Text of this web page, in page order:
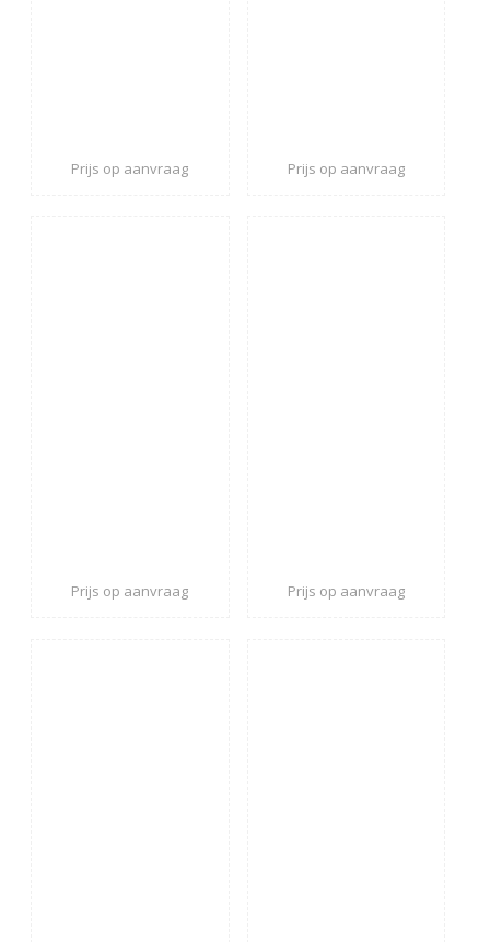
Prijs op aanvraag Prijs op aanvraag
Prijs op aanvraag Prijs op aanvraag